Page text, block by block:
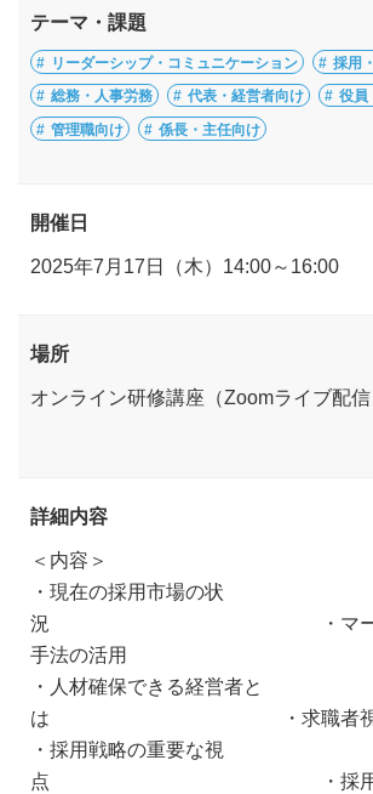
テーマ・課題
リーダーシップ・コミュニケーション 採用
総務・人事労務 代表・経営者向け 役員
管理職向け 係長・主任向け
開催日
2025年7月17日（木）14:00～16:00
場所
オンライン研修講座（Zoomライブ配信
詳細内容
＜内容＞
・現在の採用市場の状
況 ・マーケティ
手法の活用
・人材確保できる経営者と
は ・求職者視点の
・採用戦略の重要な視
点 ・採用手法の